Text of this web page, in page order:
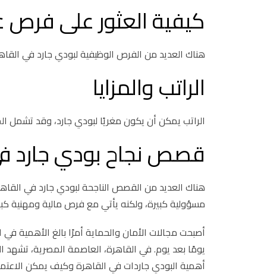
كيفية العثور على
هناك العديد من الفرص الوظيفية لبودي جارد في
الراتب والمزايا
الراتب يمكن أن يكون مغريًا لبودي جارد، وقد تشمل
قصص نجاح بودي جارد
هناك العديد من القصص الناجحة لبودي جارد في
مسؤولية كبيرة، ولكنه يأتي مع فرص مالية ومهنية
أصبحت مجالات الأمان والحماية أمرًا بالغ الأهمية
يومًا بعد يوم. في القاهرة، العاصمة المصرية،
أهمية البودي جاردات في القاهرة وكيف يمكن